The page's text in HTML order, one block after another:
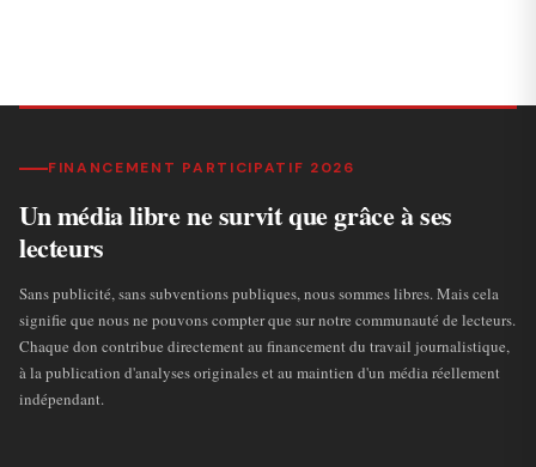
FINANCEMENT PARTICIPATIF 2026
Un média libre ne survit que grâce à ses
lecteurs
Sans publicité, sans subventions publiques, nous sommes libres. Mais cela
signifie que nous ne pouvons compter que sur notre communauté de lecteurs.
Chaque don contribue directement au financement du travail journalistique,
à la publication d'analyses originales et au maintien d'un média réellement
indépendant.